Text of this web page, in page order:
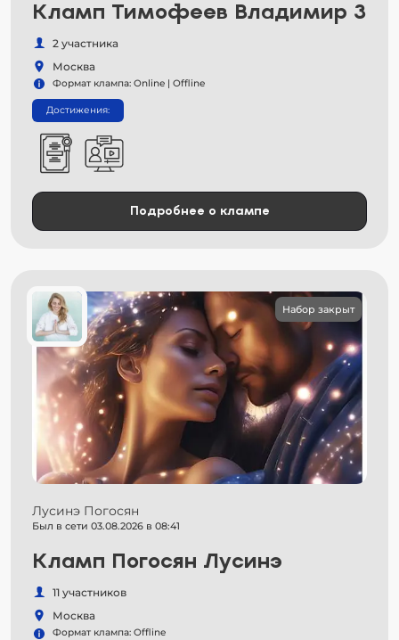
Кламп Тимофеев Владимир 3
2 участника
Москва
Формат клампа: Online | Offline
Достижения:
Подробнее о клампе
Набор закрыт
Лусинэ Погосян
Был в сети 03.08.2026 в 08:41
Кламп Погосян Лусинэ
11 участников
Москва
Формат клампа: Offline